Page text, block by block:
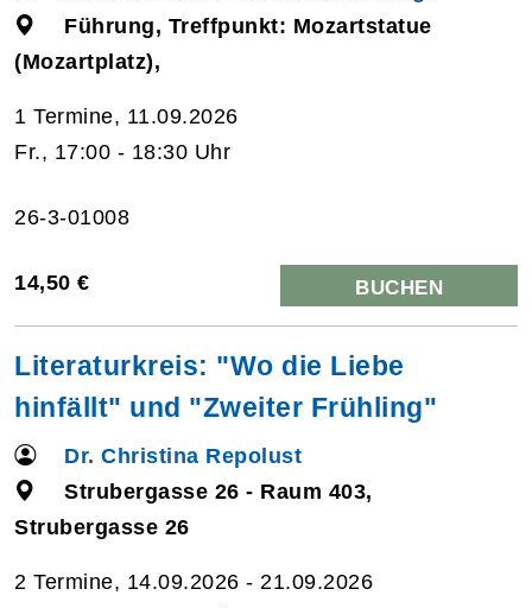
Führung, Treffpunkt: Mozartstatue
(Mozartplatz),
1 Termine, 11.09.2026
Fr., 17:00 - 18:30 Uhr
26-3-01008
14,50 € BUCHEN
Literaturkreis: "Wo die Liebe
hinfällt" und "Zweiter Frühling"
Dr. Christina Repolust
Strubergasse 26 - Raum 403,
Strubergasse 26
2 Termine, 14.09.2026 - 21.09.2026